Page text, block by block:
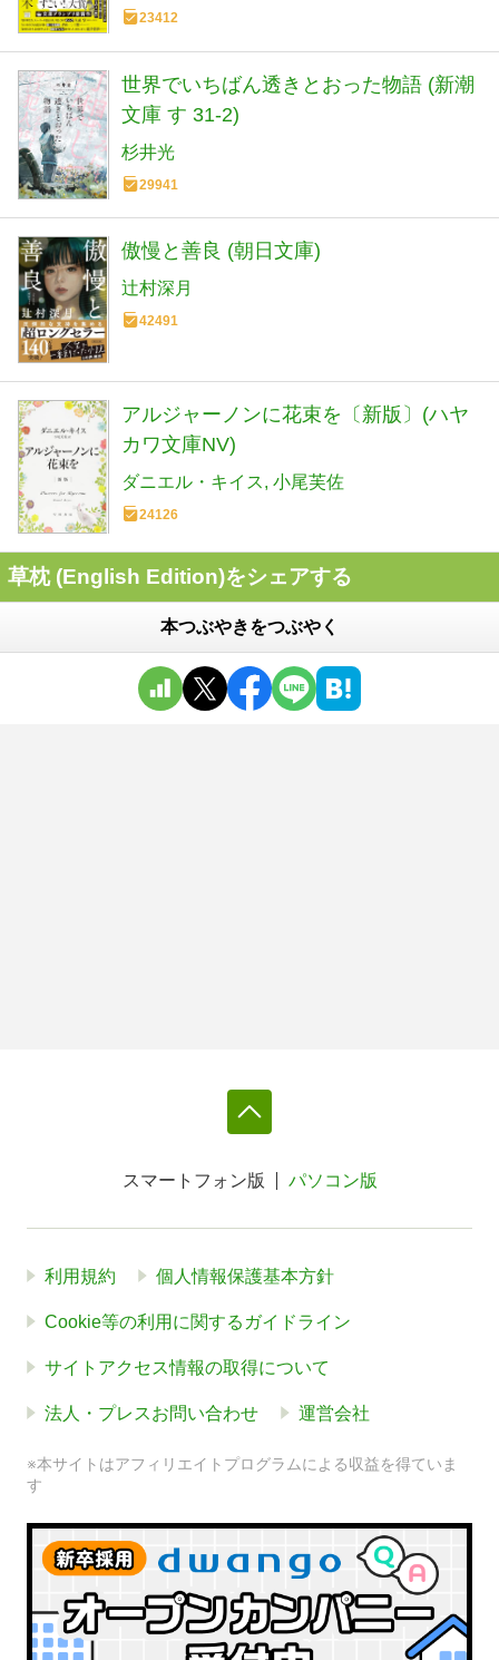
23412
世界でいちばん透きとおった物語 (新潮
文庫 す 31-2)
杉井光
29941
傲慢と善良 (朝日文庫)
辻村深月
42491
アルジャーノンに花束を〔新版〕(ハヤ
カワ文庫NV)
ダニエル・キイス 小尾芙佐
24126
草枕 (English Edition)をシェアする
本つぶやきをつぶやく
スマートフォン版 パソコン版
利用規約 個人情報保護基本方針
Cookie等の利用に関するガイドライン
サイトアクセス情報の取得について
法人・プレスお問い合わせ 運営会社
※本サイトはアフィリエイトプログラムによる収益を得ていま
す